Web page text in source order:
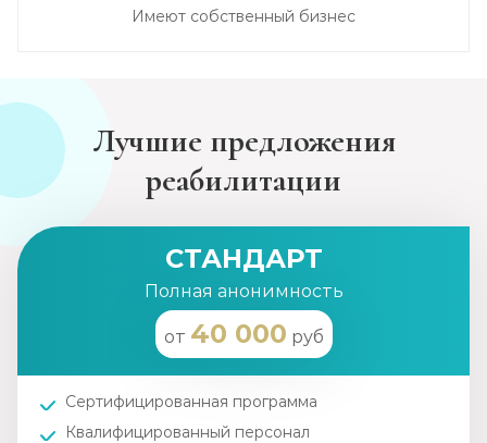
Имеют собственный бизнес
Лучшие предложения
реабилитации
СТАНДАРТ
Полная анонимность
от 40 000 руб
Сертифицированная программа
Квалифицированный персонал